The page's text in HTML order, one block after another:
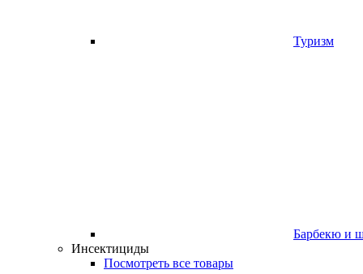
Туризм
Барбекю и
Инсектициды
Посмотреть все товары